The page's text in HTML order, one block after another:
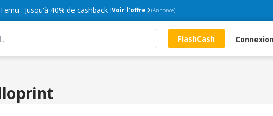
: Jusqu'à 40% de cashback !Voir l'offre (Annonce)
FlashCash